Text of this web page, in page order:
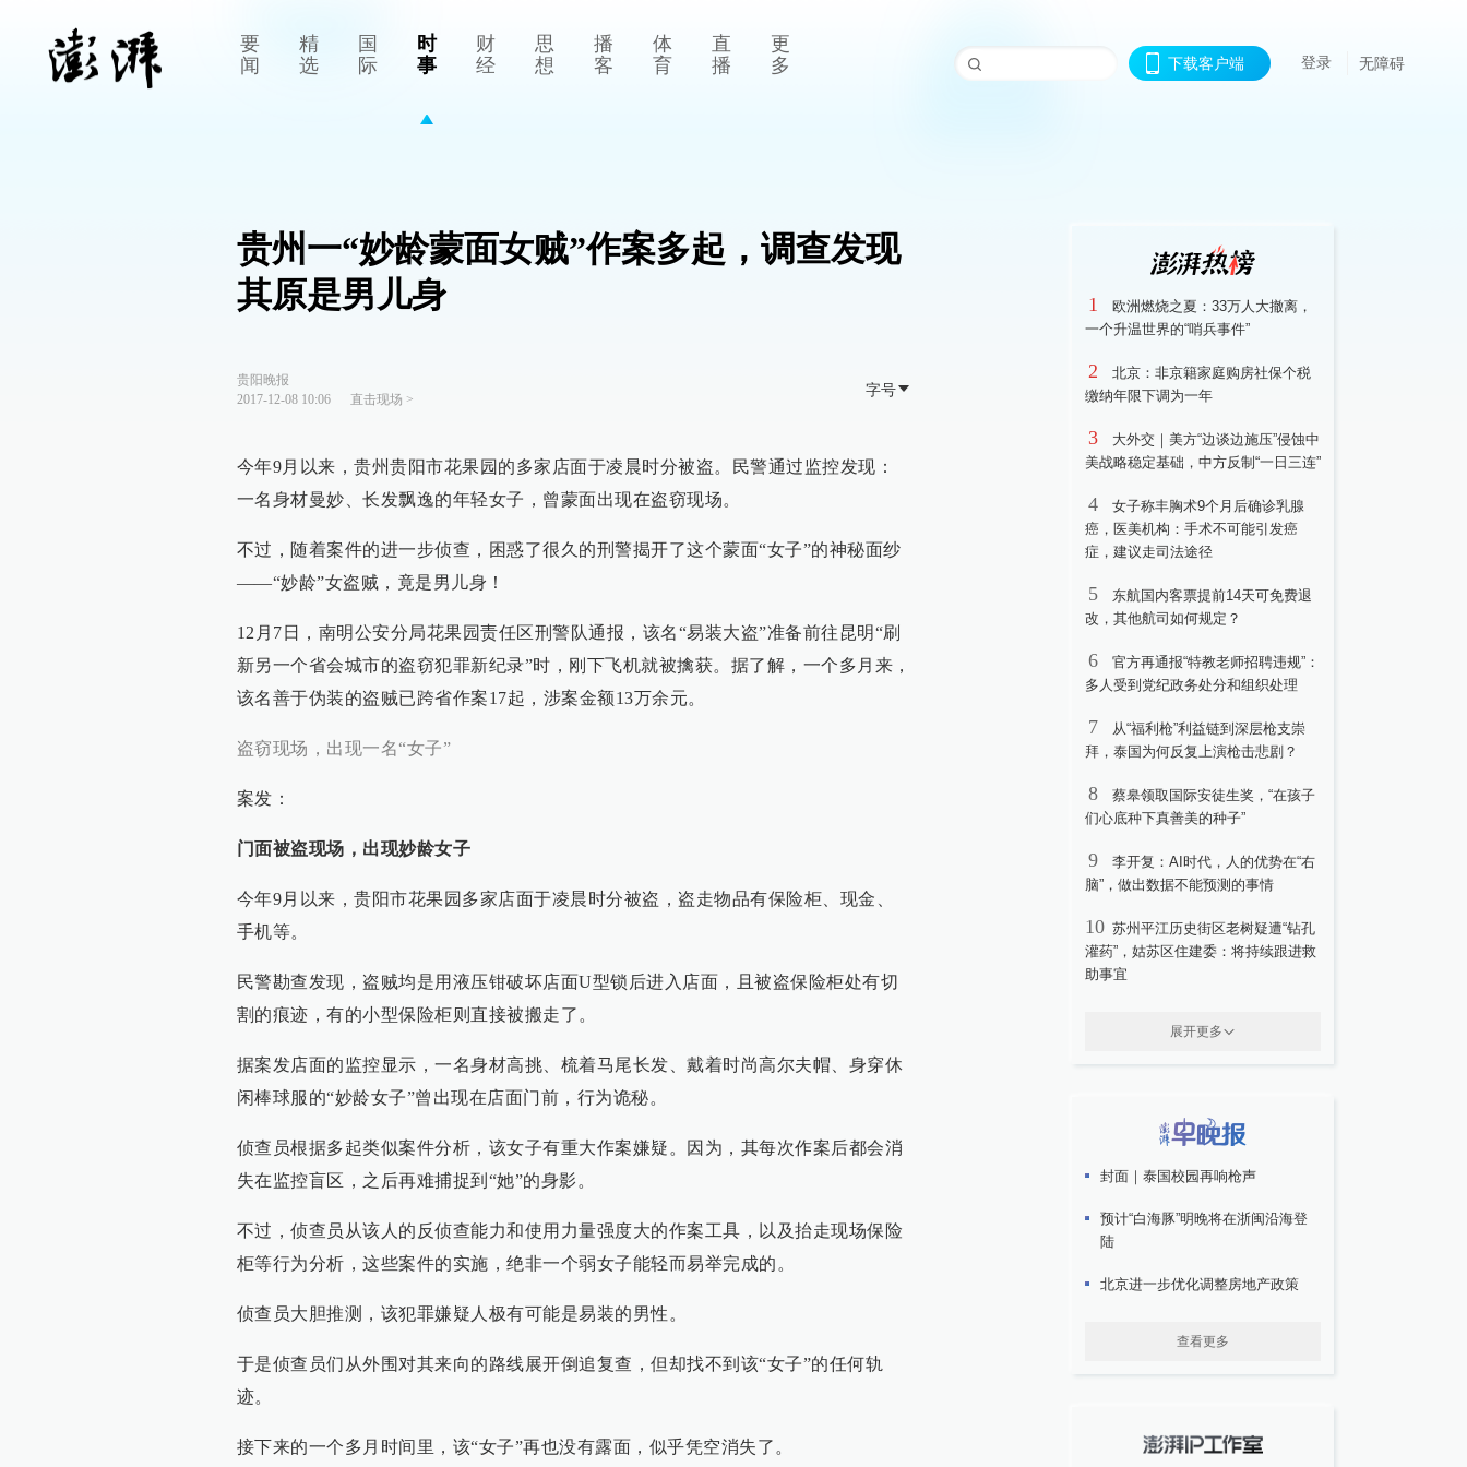
要
闻
精
选
国
际
时
事
财
经
思
想
播
客
体
育
直
播
更
多
下载客户端 登录 无障碍
贵州一“妙龄蒙面女贼”作案多起，调查发现
其原是男儿身
贵阳晚报
2017-12-08 10:06
直击现场 >
字号
今年9月以来，贵州贵阳市花果园的多家店面于凌晨时分被盗。民警通过监控发现：
一名身材曼妙、长发飘逸的年轻女子，曾蒙面出现在盗窃现场。
不过，随着案件的进一步侦查，困惑了很久的刑警揭开了这个蒙面“女子”的神秘面纱
——“妙龄”女盗贼，竟是男儿身！
12月7日，南明公安分局花果园责任区刑警队通报，该名“易装大盗”准备前往昆明“刷
新另一个省会城市的盗窃犯罪新纪录”时，刚下飞机就被擒获。据了解，一个多月来，
该名善于伪装的盗贼已跨省作案17起，涉案金额13万余元。
盗窃现场，出现一名“女子”
案发：
门面被盗现场，出现妙龄女子
今年9月以来，贵阳市花果园多家店面于凌晨时分被盗，盗走物品有保险柜、现金、
手机等。
民警勘查发现，盗贼均是用液压钳破坏店面U型锁后进入店面，且被盗保险柜处有切
割的痕迹，有的小型保险柜则直接被搬走了。
据案发店面的监控显示，一名身材高挑、梳着马尾长发、戴着时尚高尔夫帽、身穿休
闲棒球服的“妙龄女子”曾出现在店面门前，行为诡秘。
侦查员根据多起类似案件分析，该女子有重大作案嫌疑。因为，其每次作案后都会消
失在监控盲区，之后再难捕捉到“她”的身影。
不过，侦查员从该人的反侦查能力和使用力量强度大的作案工具，以及抬走现场保险
柜等行为分析，这些案件的实施，绝非一个弱女子能轻而易举完成的。
侦查员大胆推测，该犯罪嫌疑人极有可能是易装的男性。
于是侦查员们从外围对其来向的路线展开倒追复查，但却找不到该“女子”的任何轨
迹。
接下来的一个多月时间里，该“女子”再也没有露面，似乎凭空消失了。
1
欧洲燃烧之夏：33万人大撤离，
一个升温世界的“哨兵事件”
2
北京：非京籍家庭购房社保个税
缴纳年限下调为一年
3
大外交｜美方“边谈边施压”侵蚀中
美战略稳定基础，中方反制“一日三连”
4
女子称丰胸术9个月后确诊乳腺
癌，医美机构：手术不可能引发癌
症，建议走司法途径
5
东航国内客票提前14天可免费退
改，其他航司如何规定？
6
官方再通报“特教老师招聘违规”：
多人受到党纪政务处分和组织处理
7
从“福利枪”利益链到深层枪支崇
拜，泰国为何反复上演枪击悲剧？
8
蔡皋领取国际安徒生奖，“在孩子
们心底种下真善美的种子”
9
李开复：AI时代，人的优势在“右
脑”，做出数据不能预测的事情
10 苏州平江历史街区老树疑遭“钻孔
灌药”，姑苏区住建委：将持续跟进救
助事宜
展开更多
封面｜泰国校园再响枪声
预计“白海豚”明晚将在浙闽沿海登
陆
北京进一步优化调整房地产政策
查看更多